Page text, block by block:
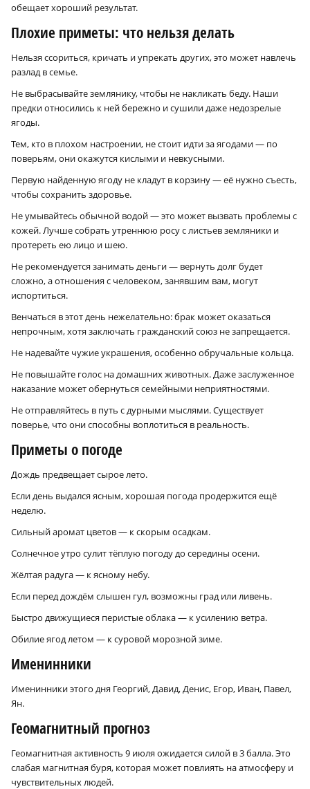
обещает хороший результат.
Плохие приметы: что нельзя делать
Нельзя ссориться, кричать и упрекать других, это может навлечь
разлад в семье.
Не выбрасывайте землянику, чтобы не накликать беду. Наши
предки относились к ней бережно и сушили даже недозрелые
ягоды.
Тем, кто в плохом настроении, не стоит идти за ягодами — по
поверьям, они окажутся кислыми и невкусными.
Первую найденную ягоду не кладут в корзину — её нужно съесть,
чтобы сохранить здоровье.
Не умывайтесь обычной водой — это может вызвать проблемы с
кожей. Лучше собрать утреннюю росу с листьев земляники и
протереть ею лицо и шею.
Не рекомендуется занимать деньги — вернуть долг будет
сложно, а отношения с человеком, занявшим вам, могут
испортиться.
Венчаться в этот день нежелательно: брак может оказаться
непрочным, хотя заключать гражданский союз не запрещается.
Не надевайте чужие украшения, особенно обручальные кольца.
Не повышайте голос на домашних животных. Даже заслуженное
наказание может обернуться семейными неприятностями.
Не отправляйтесь в путь с дурными мыслями. Существует
поверье, что они способны воплотиться в реальность.
Приметы о погоде
Дождь предвещает сырое лето.
Если день выдался ясным, хорошая погода продержится ещё
неделю.
Сильный аромат цветов — к скорым осадкам.
Солнечное утро сулит тёплую погоду до середины осени.
Жёлтая радуга — к ясному небу.
Если перед дождём слышен гул, возможны град или ливень.
Быстро движущиеся перистые облака — к усилению ветра.
Обилие ягод летом — к суровой морозной зиме.
Именинники
Именинники этого дня Георгий, Давид, Денис, Егор, Иван, Павел,
Ян.
Геомагнитный прогноз
Геомагнитная активность 9 июля ожидается силой в 3 балла. Это
слабая магнитная буря, которая может повлиять на атмосферу и
чувствительных людей.